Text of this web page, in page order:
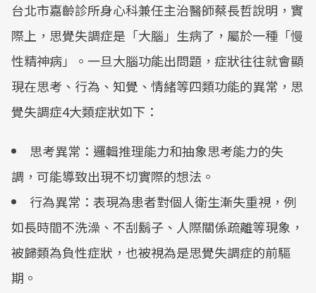
台北市嘉齡診所身心科兼任主治醫師蔡長哲說明，實
際上，思覺失調症是「大腦」生病了，屬於一種「慢
性精神病」。一旦大腦功能出問題，症狀往往就會顯
現在思考、行為、知覺、情緒等四類功能的異常，思
覺失調症4大類症狀如下：
思考異常：邏輯推理能力和抽象思考能力的失
調，可能導致出現不切實際的想法。
行為異常：表現為患者對個人衛生漸失重視，例
如長時間不洗澡、不刮鬍子、人際關係疏離等現象，
被歸類為負性症狀，也被視為是思覺失調症的前驅
期。